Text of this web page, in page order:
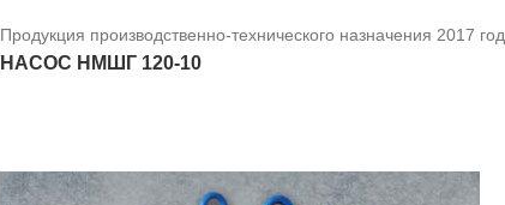
Продукция производственно-технического назначения 2017 год
НАСОС НМШГ 120-10